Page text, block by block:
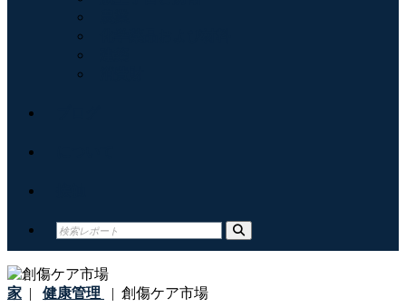
家 | 健康管理 | 創傷ケア市場